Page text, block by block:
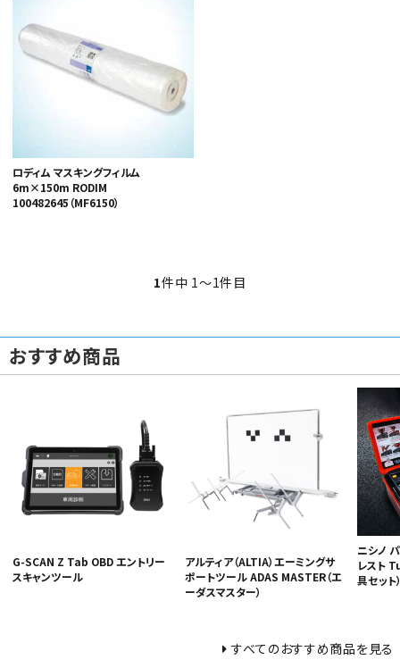
ガレージ機器
ロディム マスキングフィルム
6m×150m RODIM
100482645（MF6150）
1件中 1〜1件目
おすすめ商品
G-SCAN Z Tab OBD エントリー
スキャンツール
アルティア（ALTIA）エーミングサ
ポートツール ADAS MASTER（エ
ーダスマスター）
ニシノ
レスト
具セッ
すべてのおすすめ商品を見る